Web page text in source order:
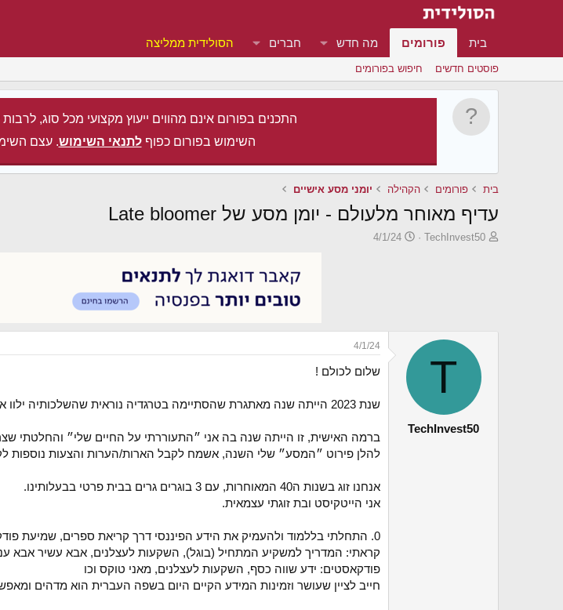
בית פורומים מה חדש חברים הסולידית ממליצה
פוסטים חדשים חיפוש בפורומים
התכנים בפורום אינם מהווים ייעוץ מקצועי מכל סוג,
השימוש בפורום כפוףלתנאי השימוש. עצם
בית פורומים הקהילה יומני מסע אישיים
עדיף מאוחר מלעולם - יומן מסע של Late bloomer
פ
TechInvest50
פ
4/1/24
T
TechInvest50
4/1/24
שלום לכולם !
שנת 2023 הייתה שנה מאתגרת שהסתיימה בטרגדיה נוראית שהשלכותיה ילוו אותנו שנים קדימה.
ברמה האישית, זו הייתה שנה בה אני ״התעוררתי על החיים שלי״ והחלטתי
להלן פירוט ״המסע״ שלי השנה, אשמח לקבל הארות/הערות והצעות נוספות לקראת 2024 שתבוא עלינו
אנחנו זוג בשנות ה40 המאוחרות, עם 3 בוגרים גרים בבית פרטי בבעלותינו.
אני הייטקיסט ובת זוגתי עצמאית.
0. התחלתי בללמוד ולהעמיק את הידע הפיננסי דרך קריאת ספרים, שמיעת פודקאסטים, חפירה באתרים ופורומים שונים.
קראתי: המדריך למשקיע המתחיל (בוגל), השקעות לעצלנים, אבא עשיר אבא
פודקאסטים: ידע שווה כסף, השקעות לעצלנים, מאני טוקס וכו
חייב לציין שעושר וזמינות המידע הקיים היום בשפה העברית הוא מדהים